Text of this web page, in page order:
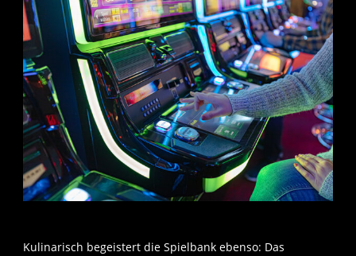
Kulinarisch begeistert die Spielbank ebenso: Das